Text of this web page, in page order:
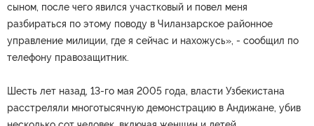
сыном, после чего явился участковый и повел меня
разбираться по этому поводу в Чиланзарское районное
управление милиции, где я сейчас и нахожусь», - сообщил по
телефону правозащитник.
Шесть лет назад, 13-го мая 2005 года, власти Узбекистана
расстреляли многотысячную демонстрацию в Андижане, убив